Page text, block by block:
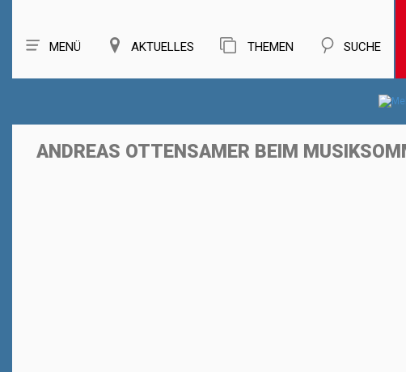
MENÜ AKTUELLES THEMEN SUCHE
ANDREAS OTTENSAMER BEIM